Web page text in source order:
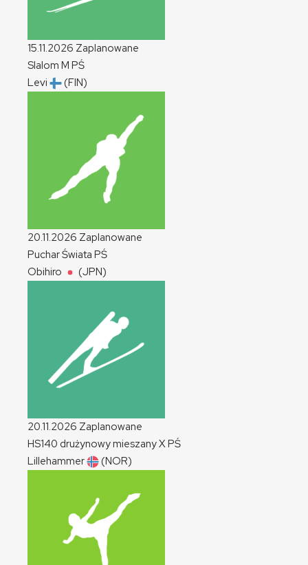
15.11.2026 Zaplanowane
Slalom M PŚ
Levi
(FIN)
20.11.2026 Zaplanowane
Puchar Świata PŚ
Obihiro
(JPN)
20.11.2026 Zaplanowane
HS140 drużynowy mieszanyXPŚ
Lillehammer
(NOR)